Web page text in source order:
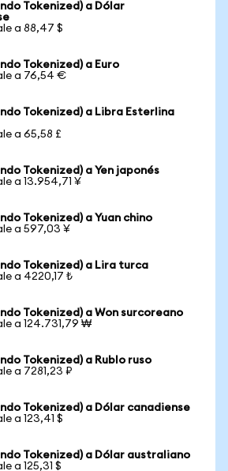
Tokenized) a Dólar
a 88,47 $
Tokenized) a Euro
a 76,54 €
Tokenized) a Libra Esterlina
a 65,58 £
Tokenized) a Yen japonés
a 13.954,71 ¥
Tokenized) a Yuan chino
a 597,03 ¥
Tokenized) a Lira turca
a 4220,17 ₺
Tokenized) a Won surcoreano
a 124.731,79 ₩
Tokenized) a Rublo ruso
a 7281,23 ₽
Tokenized) a Dólar canadiense
a 123,41 $
Tokenized) a Dólar australiano
a 125,31 $